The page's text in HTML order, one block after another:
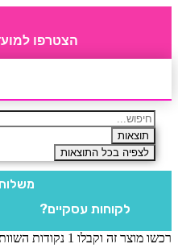
הצטרפו
תוצאות
לצפיה בכל התוצאות
לקוחות עסקיים?
רכשו מוצר זה וקבלו 1 נקודות השוות (